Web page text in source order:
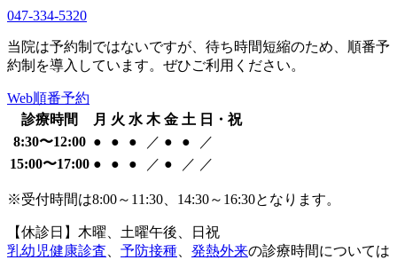
047-334-5320
当院は予約制ではないですが、待ち時間短縮のため、順番予
約制を導入しています。ぜひご利用ください。
Web順番予約
診療時間
月 火 水 木 金 土 日・祝
8:30〜12:00 ● ● ● ／ ● ●
／
15:00〜17:00 ● ● ● ／ ● ／ ／
※受付時間は8:00～11:30、14:30～16:30となります。
【休診日】木曜、土曜午後、日祝
乳幼児健康診査
予防接種 発熱外来の診療時間については